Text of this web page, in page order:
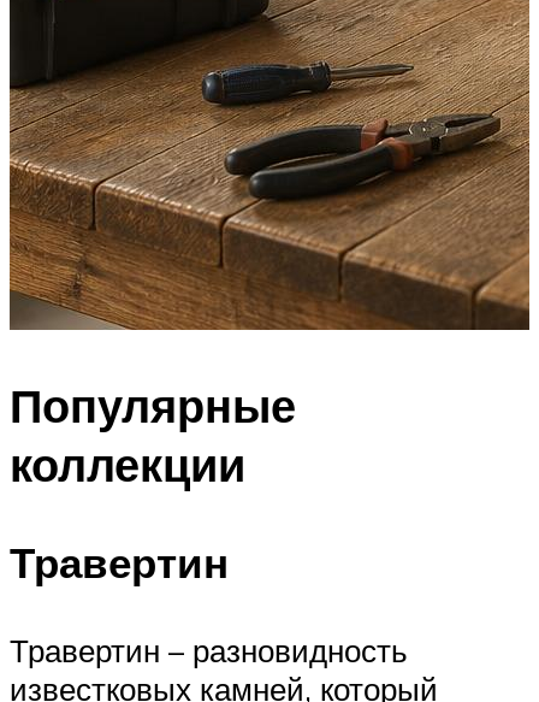
Популярные
коллекции
Травертин
Травертин – разновидность
известковых камней, который